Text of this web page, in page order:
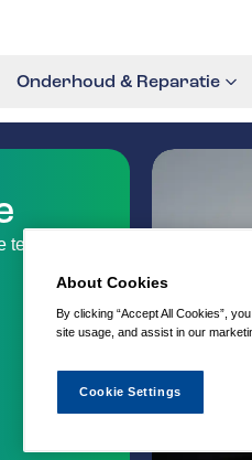
Onderhoud & Reparatie
About Cookies
By clicking “Accept All Cookies”,
site usage, and assist in our
Cookie Settings